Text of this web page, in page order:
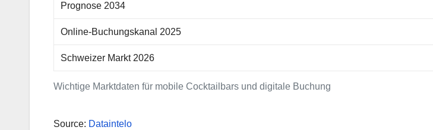
Wichtige Marktdaten für mobile Cocktailbars und digitale Buchung
Prognose 2034
Online-Buchungskanal 2025
Schweizer Markt 2026
Source: Dataintelo